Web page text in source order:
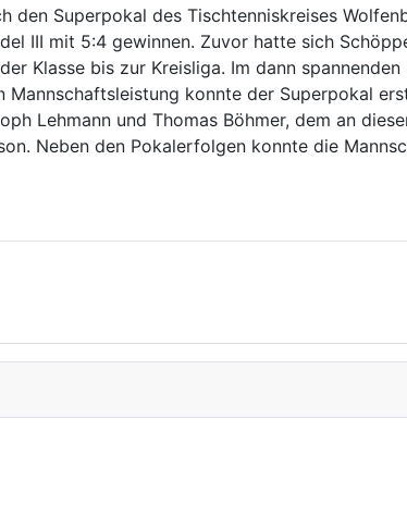
Superpokal des Tischtenniskreises
III mit 5:4 gewinnen. Zuvor hatte sich
Klasse bis zur Kreisliga. Im dann
konnte der Superpokal
Lehmann und Thomas Böhmer, dem an
Neben den Pokalerfolgen konnte die